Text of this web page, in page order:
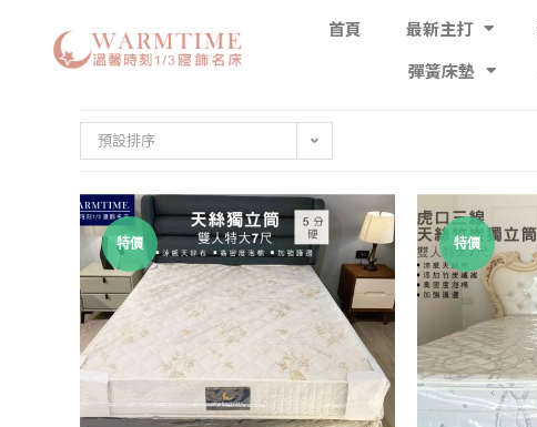
首頁 最新主打
彈簧床墊
預設排序
特價 特價